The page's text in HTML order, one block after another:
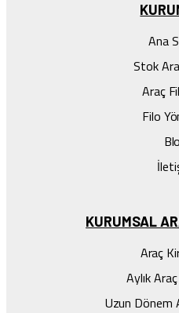
Ana
Stok
Araç
Filo
KURUMSAL
Araç
Aylık
Uzun Dönem